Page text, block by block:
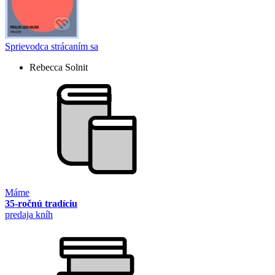
Sprievodca strácaním sa
Rebecca Solnit
Máme
35-ročnú tradíciu
predaja kníh